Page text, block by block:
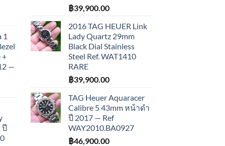
1
+
—
ปี
฿39,900.00
2016 TAG HEUER Link
Lady Quartz 29mm
Black Dial Stainless
Steel Ref. WAT1410
RARE
฿39,900.00
TAG Heuer Aquaracer
Calibre 5 43mm หน้าดำ
ปี 2017 — Ref
WAY2010.BA0927
฿46,900.00